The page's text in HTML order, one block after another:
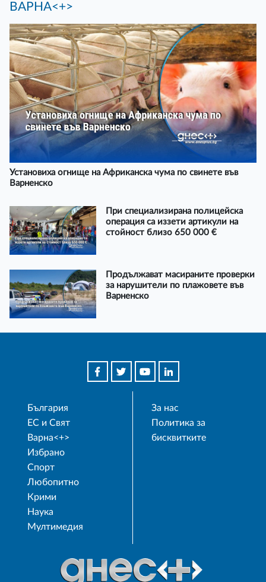
ВАРНА<+>
Установиха огнище на Африканска чума по свинете във
Варненско
При специализирана полицейска
операция са иззети артикули на
стойност близо 650 000 €
Продължават масираните проверки
за нарушители по плажовете във
Варненско
България
ЕС и Свят
Варна<+>
Избрано
Спорт
Любопитно
Крими
Наука
Мултимедия
За нас
Политика за
бисквитките